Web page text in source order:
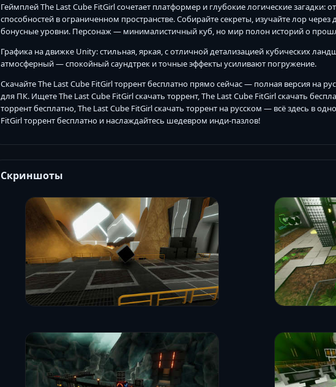
Геймплей The Last Cube FitGirl сочетает платформер и глубокие логические
способностей в ограниченном пространстве. Собирайте секреты, изучайте лор
бонусные уровни. Персонаж — минималистичный куб, но мир полон историй о
Графика на движке Unity: стильная, яркая, с отличной детализацией кубических
атмосферный — спокойный саундтрек и точные эффекты усиливают погружение.
Скачайте The Last Cube FitGirl торрент бесплатно прямо сейчас — полная версия на
для ПК. Ищете The Last Cube FitGirl скачать торрент, The Last Cube FitGirl скачать
торрент бесплатно, The Last Cube FitGirl скачать торрент на русском — всё здесь в
FitGirl торрент бесплатно и наслаждайтесь шедевром инди-пазлов!
Скриншоты